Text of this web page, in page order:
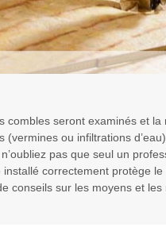
seront examinés et la
(vermines ou infiltrations
pas que seul un
correctement protège
conseils sur les moyens et